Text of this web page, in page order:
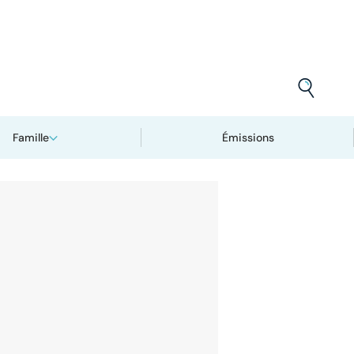
Famille Émissions